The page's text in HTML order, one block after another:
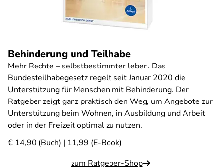
Behinderung und Teilhabe
Mehr Rechte – selbstbestimmter leben. Das
Bundesteilhabegesetz regelt seit Januar 2020 die
Unterstützung für Menschen mit Behinderung. Der
Ratgeber zeigt ganz praktisch den Weg, um Angebote zur
Unterstützung beim Wohnen, in Ausbildung und Arbeit
oder in der Freizeit optimal zu nutzen.
€ 14,90 (Buch) | 11,99 (E-Book)
zum Ratgeber-Shop